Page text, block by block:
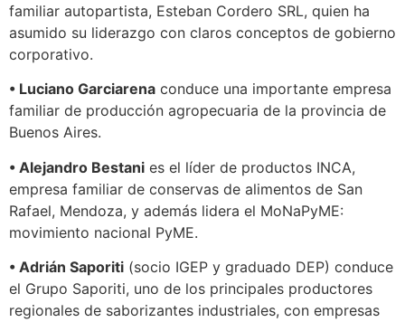
familiar autopartista, Esteban Cordero SRL, quien ha
asumido su liderazgo con claros conceptos de gobierno
corporativo.
• Luciano Garciarena conduce una importante empresa
familiar de producción agropecuaria de la provincia de
Buenos Aires.
• Alejandro Bestani es el líder de productos INCA,
empresa familiar de conservas de alimentos de San
Rafael, Mendoza, y además lidera el MoNaPyME:
movimiento nacional PyME.
• Adrián Saporiti (socio IGEP y graduado DEP) conduce
el Grupo Saporiti, uno de los principales productores
regionales de saborizantes industriales, con empresas